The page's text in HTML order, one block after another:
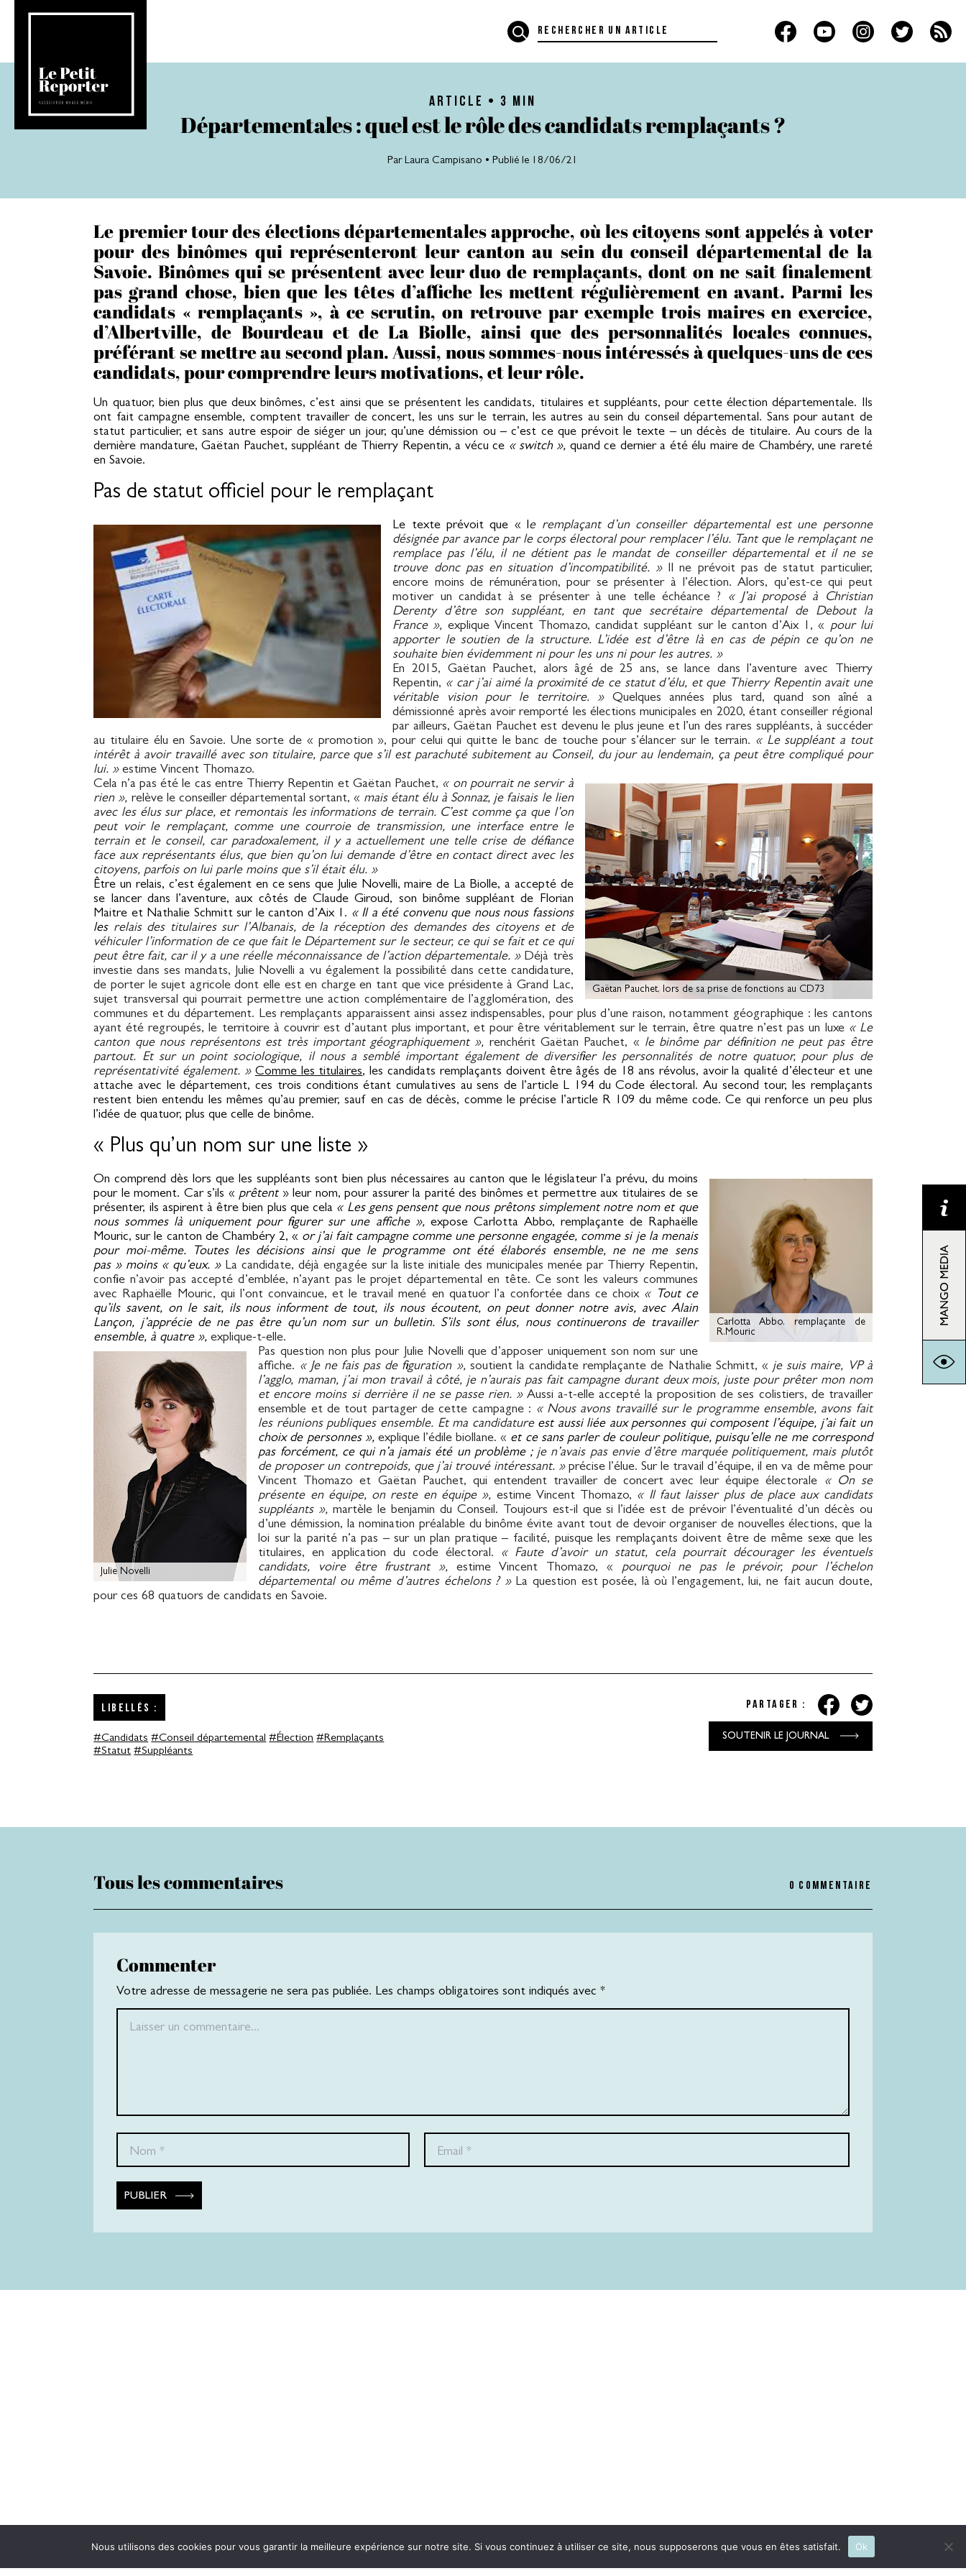
article • 3 MIN
Départementales : quel est le rôle des candidats remplaçants ?
ParLaura Campisano • Publié le 18/06/21
Le premier tour des élections départementales approche, où les citoyens sont appelés à voter
pour des binômes qui représenteront leur canton au sein du conseil départemental de la
Savoie. Binômes qui se présentent avec leur duo de remplaçants, dont on ne sait finalement
pas grand chose, bien que les têtes d’affiche les mettent régulièrement en avant. Parmi les
candidats « remplaçants », à ce scrutin, on retrouve par exemple trois maires en exercice,
d’Albertville, de Bourdeau et de La Biolle, ainsi que des personnalités locales connues,
préférant se mettre au second plan. Aussi, nous sommes-nous intéressés à quelques-uns de ces
candidats, pour comprendre leurs motivations, et leur rôle.
Un quatuor, bien plus que deux binômes, c’est ainsi que se présentent les candidats, titulaires et suppléants, pour cette élection départementale. Ils
ont fait campagne ensemble, comptent travailler de concert, les uns sur le terrain, les autres au sein du conseil départemental. Sans pour autant de
statut particulier, et sans autre espoir de siéger un jour, qu’une démission ou – c’est ce que prévoit le texte – un décès de titulaire. Au cours de la
dernière mandature, Gaëtan Pauchet, suppléant de Thierry Repentin, a vécu ce « switch », quand ce dernier a été élu maire de Chambéry, une rareté
en Savoie.
Pas de statut officiel pour le remplaçant
Le texte prévoit que « le remplaçant d’un conseiller départemental est une personne
désignée par avance par le corps électoral pour remplacer l’élu. Tant que le remplaçant ne
remplace pas l’élu, il ne détient pas le mandat de conseiller départemental et il ne se
trouve donc pas en situation d’incompatibilité. » Il ne prévoit pas de statut particulier,
encore moins de rémunération, pour se présenter à l’élection. Alors, qu’est-ce qui peut
motiver un candidat à se présenter à une telle échéance ? « J’ai proposé à Christian
Derenty d’être son suppléant, en tant que secrétaire départemental de Debout la
France », explique Vincent Thomazo, candidat suppléant sur le canton d’Aix 1, « pour lui
apporter le soutien de la structure. L’idée est d’être là en cas de pépin ce qu’on ne
souhaite bien évidemment ni pour les uns ni pour les autres. »
En 2015, Gaëtan Pauchet, alors âgé de 25 ans, se lance dans l’aventure avec Thierry
Repentin, « car j’ai aimé la proximité de ce statut d’élu, et que Thierry Repentin avait une
véritable vision pour le territoire. » Quelques années plus tard, quand son aîné a
démissionné après avoir remporté les élections municipales en 2020, étant conseiller régional
par ailleurs, Gaëtan Pauchet est devenu le plus jeune et l’un des rares suppléants, à succéder
au titulaire élu en Savoie. Une sorte de « promotion », pour celui qui quitte le banc de touche pour s’élancer sur le terrain. « Le suppléant a tout
intérêt à avoir travaillé avec son titulaire, parce que s’il est parachuté subitement au Conseil, du jour au lendemain, ça peut être compliqué pour
lui. »estime Vincent Thomazo.
Gaëtan Pauchet, lors de sa prise de fonctions au CD73
Cela n’a pas été le cas entre Thierry Repentin et Gaëtan Pauchet, « on pourrait ne servir à
rien », relève le conseiller départemental sortant, « mais étant élu à Sonnaz, je faisais le lien
avec les élus sur place, et remontais les informations de terrain. C’est comme ça que l’on
peut voir le remplaçant, comme une courroie de transmission, une interface entre le
terrain et le conseil, car paradoxalement, il y a actuellement une telle crise de défiance
face aux représentants élus, que bien qu’on lui demande d’être en contact direct avec les
citoyens, parfois on lui parle moins que s’il était élu. »
Être un relais, c’est également en ce sens que Julie Novelli, maire de La Biolle, a accepté de
se lancer dans l’aventure, aux côtés de Claude Giroud, son binôme suppléant de Florian
Maitre et Nathalie Schmitt sur le canton d’Aix 1. « Il a été convenu que nous nous fassions
les relais des titulaires sur l’Albanais, de la réception des demandes des citoyens et de
véhiculer l’information de ce que fait le Département sur le secteur, ce qui se fait et ce qui
peut être fait, car il y a une réelle méconnaissance de l’action départementale. » Déjà très
investie dans ses mandats, Julie Novelli a vu également la possibilité dans cette candidature,
de porter le sujet agricole dont elle est en charge en tant que vice présidente à Grand Lac,
sujet transversal qui pourrait permettre une action complémentaire de l’agglomération, des
communes et du département. Les remplaçants apparaissent ainsi assez indispensables, pour plus d’une raison, notamment géographique : les cantons
ayant été regroupés, le territoire à couvrir est d’autant plus important, et pour être véritablement sur le terrain, être quatre n’est pas un luxe « Le
canton que nous représentons est très important géographiquement », renchérit Gaëtan Pauchet, « le binôme par définition ne peut pas être
partout. Et sur un point sociologique, il nous a semblé important également de diversifier les personnalités de notre quatuor, pour plus de
représentativité également. »Comme les titulaires, les candidats remplaçants doivent être âgés de 18 ans révolus, avoir la qualité d’électeur et une
attache avec le département, ces trois conditions étant cumulatives au sens de l’article L 194 du Code électoral. Au second tour, les remplaçants
restent bien entendu les mêmes qu’au premier, sauf en cas de décès, comme le précise l’article R 109 du même code. Ce qui renforce un peu plus
l’idée de quatuor, plus que celle de binôme.
« Plus qu’un nom sur une liste »
Carlotta Abbo, remplaçante de
R.Mouric
On comprend dès lors que les suppléants sont bien plus nécessaires au canton que le législateur l’a prévu, du moins
pour le moment. Car s’ils «prêtent» leur nom, pour assurer la parité des binômes et permettre aux titulaires de se
présenter, ils aspirent à être bien plus que cela « Les gens pensent que nous prêtons simplement notre nom et que
nous sommes là uniquement pour figurer sur une affiche », expose Carlotta Abbo, remplaçante de Raphaëlle
Mouric, sur le canton de Chambéry 2, « or j’ai fait campagne comme une personne engagée, comme si je la menais
pour moi-même. Toutes les décisions ainsi que le programme ont été élaborés ensemble, ne ne me sens
pas » moins « qu’eux. »La candidate, déjà engagée sur la liste initiale des municipales menée par Thierry Repentin,
confie n’avoir pas accepté d’emblée, n’ayant pas le projet départemental en tête. Ce sont les valeurs communes
avec Raphaëlle Mouric, qui l’ont convaincue, et le travail mené en quatuor l’a confortée dans ce choix «
Tout ce
qu’ils savent, on le sait, ils nous informent de tout, ils nous écoutent, on peut donner notre avis, avec Alain
Lançon, j’apprécie de ne pas être qu’un nom sur un bulletin. S’ils sont élus, nous continuerons de travailler
ensemble, à quatre »,explique-t-elle.
Julie Novelli
Pas question non plus pour Julie Novelli que d’apposer uniquement son nom sur une
affiche. « Je ne fais pas de figuration », soutient la candidate remplaçante de Nathalie Schmitt, «je suis maire, VP à
l’agglo, maman, j’ai mon travail à côté, je n’aurais pas fait campagne durant deux mois, juste pour prêter mon nom
et encore moins si derrière il ne se passe rien. »Aussi a-t-elle accepté la proposition de ses colistiers, de travailler
ensemble et de tout partager de cette campagne : « Nous avons travaillé sur le programme ensemble, avons fait
les réunions publiques ensemble. Et ma candidature est aussi liée aux personnes qui composent l’équipe, j’ai fait un
choix de personnes », explique l’édile biollane. « et ce sans parler de couleur politique, puisqu’elle ne me correspond
pas forcément, ce qui n’a jamais été un problème ;je n’avais pas envie d’être marquée politiquement, mais plutôt
de proposer un contrepoids, que j’ai trouvé intéressant. »précise l’élue.Sur le travail d’équipe, il en va de même pour
Vincent Thomazo et Gaëtan Pauchet, qui entendent travailler de concert avec leur équipe électorale « On se
présente en équipe, on reste en équipe », estime Vincent Thomazo, « Il faut laisser plus de place aux candidats
suppléants »,martèle le benjamin du Conseil. Toujours est-il que si l’idée est de prévoir l’éventualité d’un décès ou
d’une démission, la nomination préalable du binôme évite avant tout de devoir organiser de nouvelles élections, que la
loi sur la parité n’a pas – sur un plan pratique – facilité, puisque les remplaçants doivent être de même sexe que les
titulaires, en application du code électoral. « Faute d’avoir un statut, cela pourrait décourager les éventuels
candidats, voire être frustrant », estime Vincent Thomazo, « pourquoi ne pas le prévoir, pour l’échelon
départemental ou même d’autres échelons ? » La question est posée, là où l’engagement, lui, ne fait aucun doute,
pour ces 68 quatuors de candidats en Savoie.
Libellés :
#Candidats #Conseil départemental #Élection #Remplaçants
#Statut #Suppléants
Partager :
SOUTENIR LE JOURNAL
Tous les commentaires 0 commentaire
Commenter
Votre adresse de messagerie ne sera pas publiée. Les champs obligatoires sont indiqués avec *
PUBLIER
Nous utilisons des cookies pour vous garantir la meilleure expérience sur notre site. Si vous continuez à utiliser ce site, nous supposerons que vous en êtes satisfait. Ok